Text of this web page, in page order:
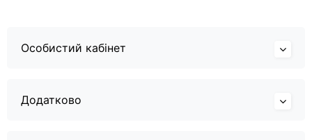
Особистий кабінет
Додатково